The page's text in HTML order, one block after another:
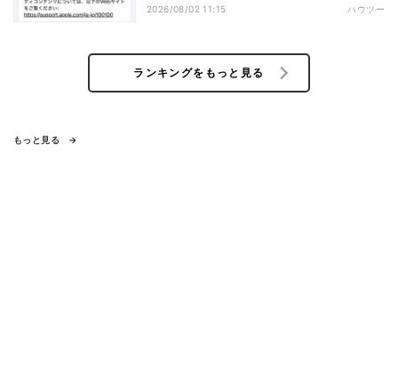
2026/08/02 11:15 ハウツー
ランキングをもっと見る
もっと見る